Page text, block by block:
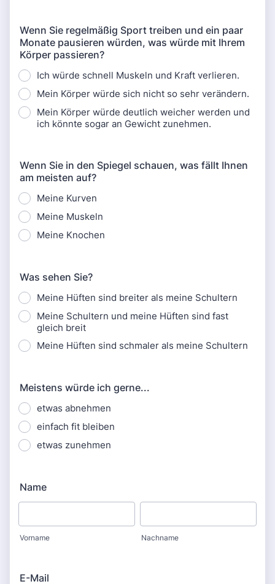
Wenn Sie regelmäßig Sport treiben und ein paar
Monate pausieren würden, was würde mit Ihrem
Körper passieren?
Ich würde schnell Muskeln und Kraft verlieren.
Mein Körper würde sich nicht so sehr verändern.
Mein Körper würde deutlich weicher werden und
ich könnte sogar an Gewicht zunehmen.
Wenn Sie in den Spiegel schauen, was fällt Ihnen
am meisten auf?
Meine Kurven
Meine Muskeln
Meine Knochen
Was sehen Sie?
Meine Hüften sind breiter als meine Schultern
Meine Schultern und meine Hüften sind fast
gleich breit
Meine Hüften sind schmaler als meine Schultern
Meistens würde ich gerne...
etwas abnehmen
einfach fit bleiben
etwas zunehmen
Name
Vorname Nachname
E-Mail